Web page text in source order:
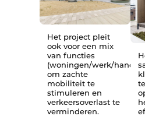
Het project pleit
ook voor een mix
van functies
(woningen/werk/handel)
om zachte
mobiliteit te
stimuleren en
verkeersoverlast te
verminderen.